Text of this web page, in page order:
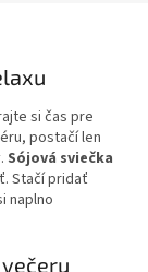
si čas pre
postačí len
Sójová sviečka
Stačí pridať
naplno